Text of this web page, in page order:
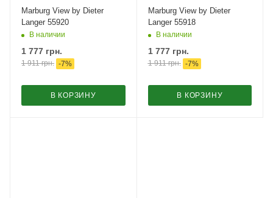
Marburg View by Dieter
Langer 55920
В наличии
1 777 грн.
1 911грн. -7%
В КОРЗИНУ
Marburg View by Dieter
Langer 55918
В наличии
1 777грн.
1 911грн. -7%
В КОРЗИНУ